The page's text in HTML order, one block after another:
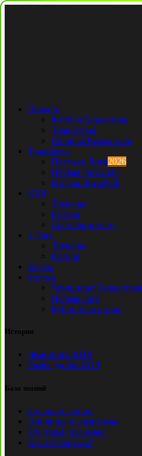
Новости
Футбол Казахстана
Трансферы
Сборная Казахстана
Трансферы
Премьер Лига2026
Первая лига2026
Вторая Лига2026
КПЛ
Тренеры
Рефери
Составы команд
1 Лига
Тренеры
Рефери
Клубы
Футзал
Чемпионат Казахстана
Первая лига
Кубок Казахстана
История
Чемпионы КПЛ
Бомбардиры КПЛ
База знаний
Ставки на спорт
Причины и симптомы
Кто такой лудоман?
Как избавиться?